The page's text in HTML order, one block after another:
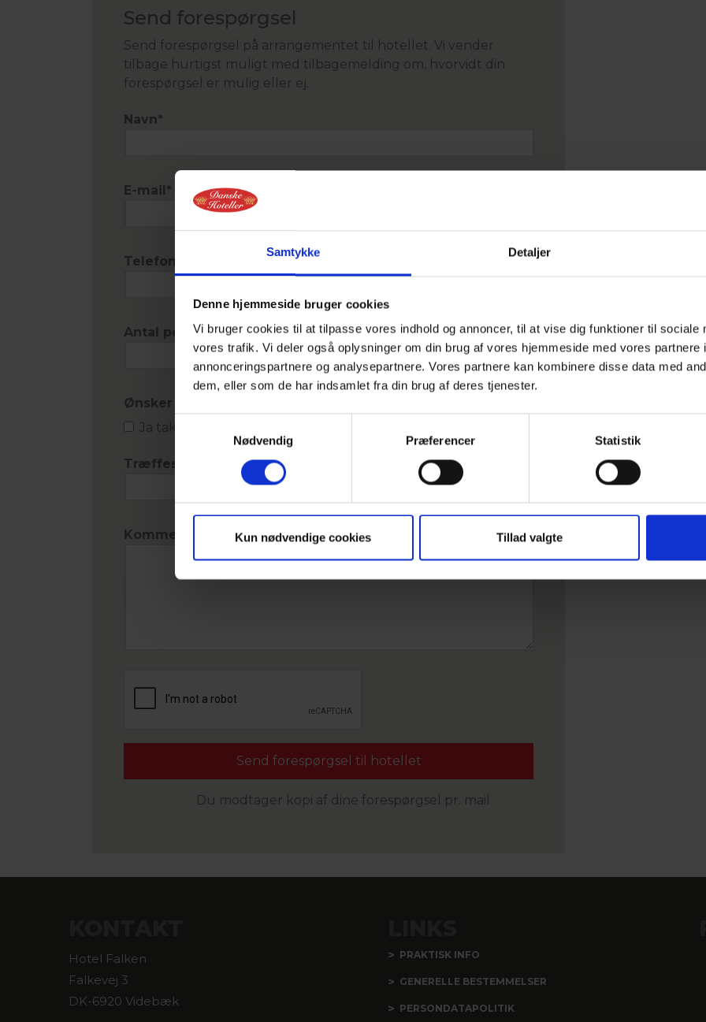
Samtykke Detaljer
Denne hjemmeside bruger cookies
Vi bruger cookies til at tilpasse vores indhold og annoncer, til at vise dig funktioner til sociale
vores trafik. Vi deler også oplysninger om din brug af vores hjemmeside med vores partnere
annonceringspartnere og analysepartnere. Vores partnere kan kombinere disse data med
dem, eller som de har indsamlet fra din brug af deres tjenester.
Nødvendig
Præferencer Statistik
Kun nødvendige cookies Tillad valgte
Send forespørgsel
Send forespørgsel på arrangementet til hotellet. Vi vender
tilbage hurtigst muligt med tilbagemelding om, hvorvidt din
forespørgsel er mulig eller ej.
Navn*
E-mail*
Telefon
Antal personer*
Ønsker til evt. overnatning
Ja tak, kontakt mig angående overnatning
Træffes bedst i tidsrummet
Kommentar
Du modtager kopi af dine forespørgsel pr. mail
Hotel Falken
Falkevej 3
DK-6920 Videbæk
PRAKTISK INFO
GENERELLE BESTEMMELSER
PERSONDATAPOLITIK